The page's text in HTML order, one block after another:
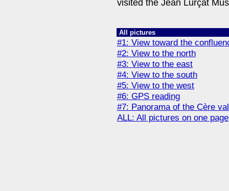
visited the Jean Lurçat
All pictures
#1: View toward the
#2: View to the north
#3: View to the east
#4: View to the south
#5: View to the west
#6: GPS reading
#7: Panorama of the Cère
ALL: All pictures on one page